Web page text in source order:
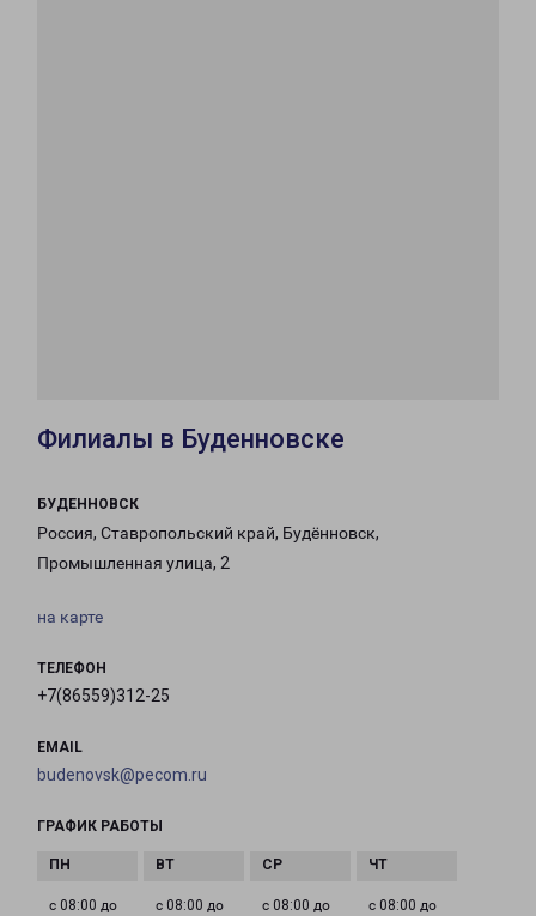
Филиалы в Буденновске
БУДЕННОВСК
Россия, Ставропольский край, Будённовск,
Промышленная улица, 2
на карте
ТЕЛЕФОН
+7(86559)312-25
EMAIL
budenovsk@pecom.ru
ГРАФИК РАБОТЫ
с 08:00 до
с 08:00 до
с 08:00 до
с 08:00 до